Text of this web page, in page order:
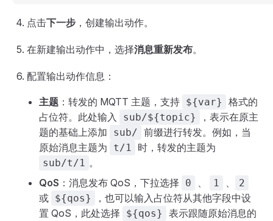
点击下一步 ，创建输出动作。
在新建输出动作中，选择消息重新发布。
配置输出动作信息：
主题 ：转发的 MQTT 主题，支持 ${var}
格式的
占位符。此处输入
sub/${topic}
，表示在原主
题的基础上添加
sub/ 前缀进行转发。例如，当
原始消息主题为
t/1 时，转发的主题为
sub/t/1
。
QoS ：消息发布 QoS，下拉选择 0 1 2
或 ${qos}
，也可以输入占位符从其他字段中设
置 QoS，此处选择
${qos}
表示跟随原始消息的